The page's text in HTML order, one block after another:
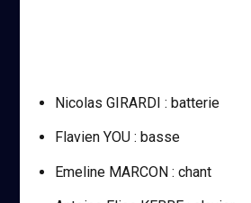
Nicolas GIRARDI : batterie
Flavien YOU : basse
Emeline MARCON : chant